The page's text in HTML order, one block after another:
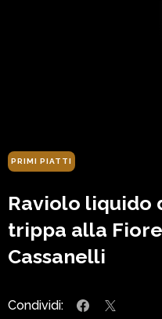
PRIMI PIATTI
Raviolo liquido
trippa alla
Cassanelli
Condividi: